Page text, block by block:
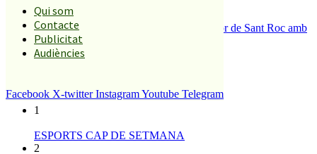
Qui som
Contacte
Publicitat
Audiències
Facebook X-twitter InstagramYoutube Telegram
5
Malgrat de Mar enceta demà la Festa Major de Sant Roc amb
deu dies de festa i tradició
1
ESPORTS CAP DE SETMANA
2